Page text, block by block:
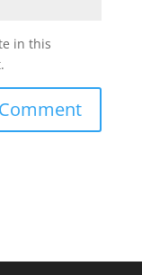
in this